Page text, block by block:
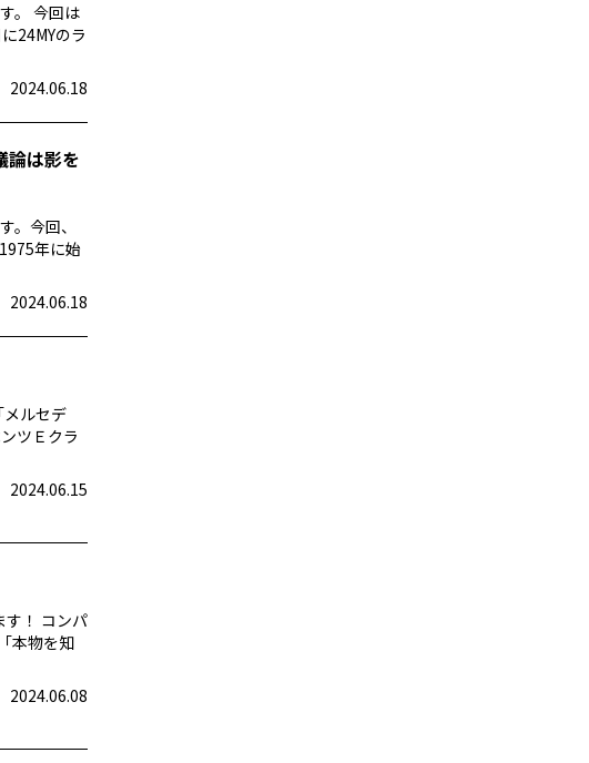
。 今回は
24MYのラ
2024.06.18
論は影を
。今回、
年に始
2024.06.18
ルセデ
ツＥクラ
2024.06.15
す！ コンパ
本物を知
2024.06.08